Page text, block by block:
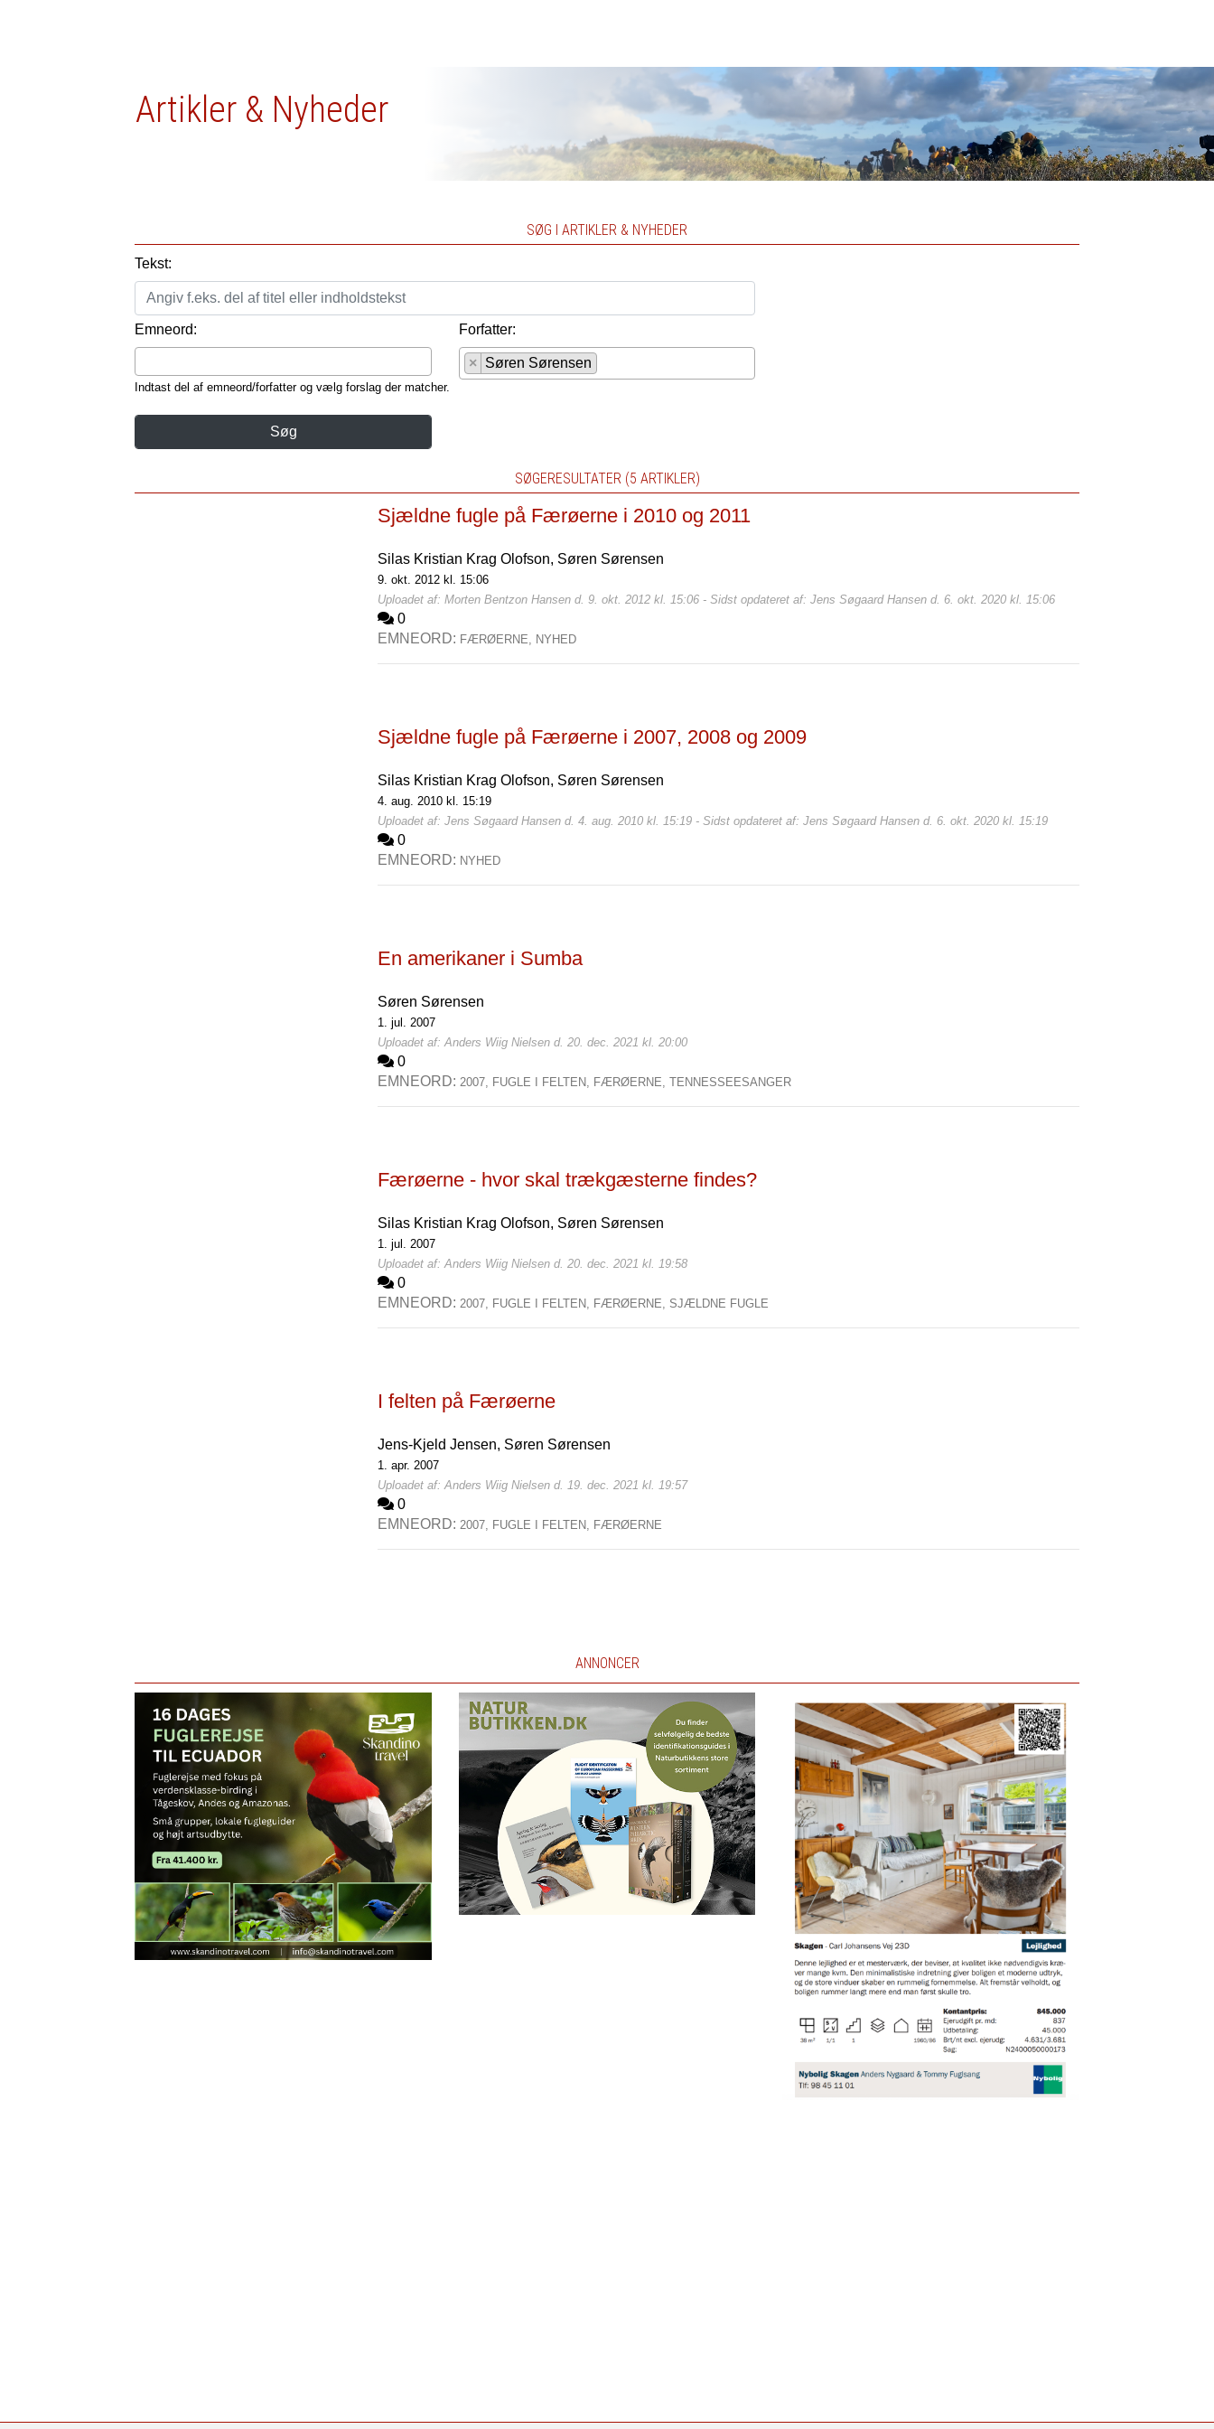
Artikler & Nyheder
SØG I ARTIKLER & NYHEDER
Tekst:
Emneord: Forfatter:
× Søren Sørensen
Indtast del af emneord/forfatter og vælg forslag der matcher.
Søg
SØGERESULTATER (5 ARTIKLER)
Sjældne fugle på Færøerne i 2010 og 2011
Silas Kristian Krag Olofson, Søren Sørensen
9. okt. 2012 kl. 15:06
Uploadet af: Morten Bentzon Hansen d. 9. okt. 2012 kl. 15:06 - Sidst opdateret af: Jens Søgaard Hansen d. 6. okt. 2020 kl. 15:06
0
EMNEORD: FÆRØERNE, NYHED
Sjældne fugle på Færøerne i 2007, 2008 og 2009
Silas Kristian Krag Olofson, Søren Sørensen
4. aug. 2010 kl. 15:19
Uploadet af: Jens Søgaard Hansen d. 4. aug. 2010 kl. 15:19 - Sidst opdateret af: Jens Søgaard Hansen d. 6. okt. 2020 kl. 15:19
0
EMNEORD: NYHED
En amerikaner i Sumba
Søren Sørensen
1. jul. 2007
Uploadet af: Anders Wiig Nielsen d. 20. dec. 2021 kl. 20:00
0
EMNEORD: 2007, FUGLE I FELTEN, FÆRØERNE,TENNESSEESANGER
Færøerne - hvor skal trækgæsterne findes?
Silas Kristian Krag Olofson, Søren Sørensen
1. jul. 2007
Uploadet af: Anders Wiig Nielsen d. 20. dec. 2021 kl. 19:58
0
EMNEORD: 2007, FUGLE I FELTEN, FÆRØERNE, SJÆLDNE FUGLE
I felten på Færøerne
Jens-Kjeld Jensen, Søren Sørensen
1. apr. 2007
Uploadet af: Anders Wiig Nielsen d. 19. dec. 2021 kl. 19:57
0
EMNEORD: 2007, FUGLE I FELTEN, FÆRØERNE
ANNONCER